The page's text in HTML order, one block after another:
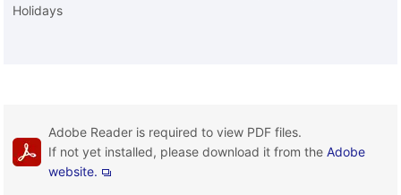
Holidays
Adobe Reader is required to view PDF files.
If not yet installed, please download it from theAdobe
website.